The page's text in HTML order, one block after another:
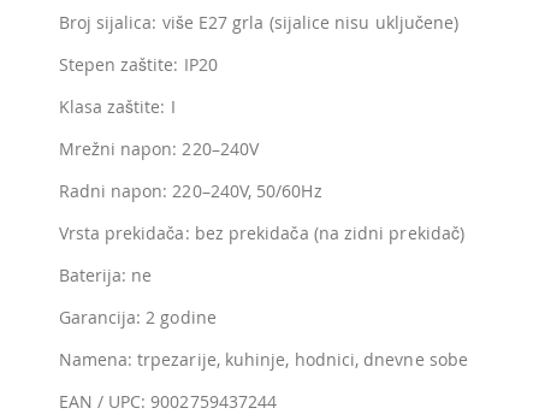
Broj sijalica: više E27 grla (sijalice nisu uključene)
Stepen zaštite: IP20
Klasa zaštite: I
Mrežni napon: 220–240V
Radni napon: 220–240V, 50/60Hz
Vrsta prekidača: bez prekidača (na zidni prekidač)
Baterija: ne
Garancija: 2 godine
Namena: trpezarije, kuhinje, hodnici, dnevne sobe
EAN / UPC: 9002759437244